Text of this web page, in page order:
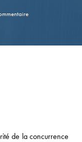
de la concurrence